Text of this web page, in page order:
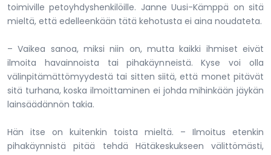
toimiville petoyhdyshenkilöille. Janne Uusi-Kämppä on sitä
mieltä, että edelleenkään tätä kehotusta ei aina noudateta.
– Vaikea sanoa, miksi niin on, mutta kaikki ihmiset eivät
ilmoita havainnoista tai pihakäynneistä. Kyse voi olla
välinpitämättömyydestä tai sitten siitä, että monet pitävät
sitä turhana, koska ilmoittaminen ei johda mihinkään jäykän
lainsäädännön takia.
Hän itse on kuitenkin toista mieltä. – Ilmoitus etenkin
pihakäynnistä pitää tehdä Hätäkeskukseen välittömästi,